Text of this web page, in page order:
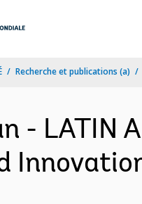
Recherche et publications (a)
- LATIN